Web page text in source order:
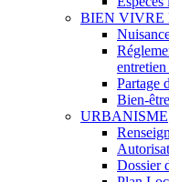
BIEN VIVRE
Partage
Bien-
URBANISME
Dossier